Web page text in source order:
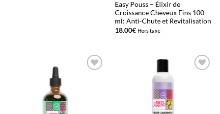
Easy Pouss – Élixir de
Croissance Cheveux Fins 100
ml: Anti-Chute et Revitalisation
18.00€ Hors taxe